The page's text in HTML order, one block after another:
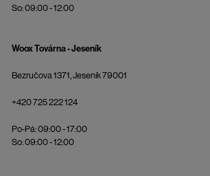
So: 09:00 - 12:00
Woox Továrna - Jeseník
Bezručova 1371, Jeseník 79001
+420 725 222 124
Po-Pá: 09:00 - 17:00
So: 09:00 - 12:00